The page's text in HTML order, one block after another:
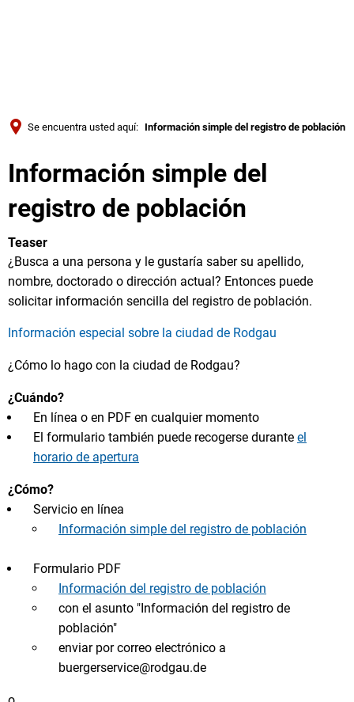
Български
Se encuentra usted aquí: Información simple del registro de población
Información simple del
registro de población
Teaser
¿Busca a una persona y le gustaría saber su apellido,
nombre, doctorado o dirección actual? Entonces puede
solicitar información sencilla del registro de población.
Información especial sobre la ciudad de Rodgau
¿Cómo lo hago con la ciudad de Rodgau?
¿Cuándo?
En línea o en PDF en cualquier momento
El formulario también puede recogerse durante el
horario de apertura
¿Cómo?
Servicio en línea
Información simple del registro de población
Formulario PDF
Información del registro de población
con el asunto "Información del registro de
población"
enviar por correo electrónico a
buergerservice@rodgau.de